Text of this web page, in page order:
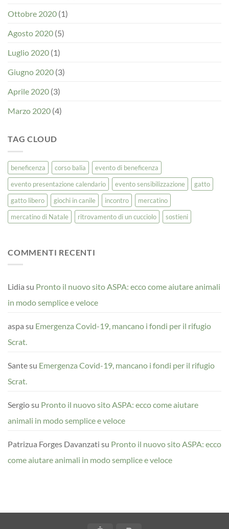
Ottobre 2020 (1)
Agosto 2020 (5)
Luglio 2020 (1)
Giugno 2020 (3)
Aprile 2020 (3)
Marzo 2020 (4)
TAG CLOUD
beneficenza corso balia
evento di beneficenza
evento presentazione calendario
evento sensibilizzazione
gatto
gatto libero
giochi in canile incontro
mercatino
mercatino di Natale
ritrovamento di un cucciolo sostieni
COMMENTI RECENTI
Lidia su Pronto il nuovo sito ASPA: ecco come aiutare animali
in modo semplice e veloce
aspa su Emergenza Covid-19, mancano i fondi per il rifugio
Scrat.
Santesu Emergenza Covid-19, mancano i fondi per il rifugio
Scrat.
Sergiosu Pronto il nuovo sito ASPA: ecco come aiutare
animali in modo semplice e veloce
Patrizua Forges Davanzati su Pronto il nuovo sito ASPA: ecco
come aiutare animali in modo semplice e veloce